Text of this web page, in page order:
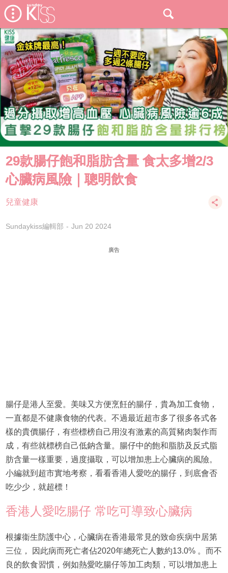
29款腸仔飽和脂肪含量 食太多增2/3
心臟病風險｜聰明飲食
兒童健康
Sundaykiss編輯部 Jun 20 2024
廣告
腸仔是港人至愛。美味又方便烹飪的腸仔，貴為加工食物，
一直都是不健康食物的代表。不過最近超市多了很多各式各
樣的貴價腸仔，有些標榜自己用沒有激素的高質豬肉製作而
成，有些就標榜自己低鈉含量。腸仔中的飽和脂肪及反式脂
肪含量一樣重要，過度攝取，可以增加患上心臟病的風險。
小編就到超市實地考察，看看香港人愛吃的腸仔，到底會否
吃少少，就超標！
香港人愛吃腸仔 常吃可導致心臟病
根據衞生防護中心，心臟病在香港最常見的致命疾病中居第
三位， 因此病而死亡者佔2020年總死亡人數約13.0% 。而不
良的飲食習慣，例如熱愛吃腸仔等加工肉類，可以增加患上